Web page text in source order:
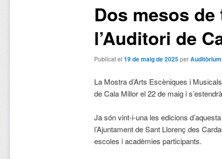
Dos mesos
l’Auditori de
Publicat el 19 de maig de 2025perAuditòrium
La Mostra d’Arts Escèniques i
de Cala Millor el 22 de maig i
Ja són vint-i-una les edicions
l’Ajuntament de Sant Llorenç des
escoles i acadèmies participants.